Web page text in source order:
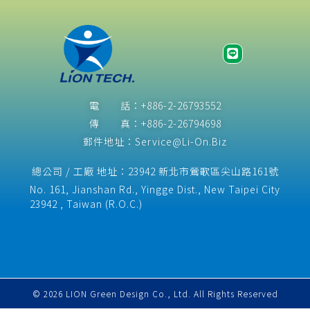
電 話：+886-2-26793552
傳 真：+886-2-26794698
郵件地址：Service@Li-On.Biz
總公司 / 工廠 地址：23942 新北市鶯歌區尖山路161號
No. 161, Jianshan Rd., Yingge Dist., New Taipei City
23942 , Taiwan (R.O.C.)​
© 2026 LION Green Design Co., Ltd. All Rights Reserved